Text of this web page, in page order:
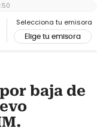
Selecciona tu emisora
Elige tu emisora
baja de